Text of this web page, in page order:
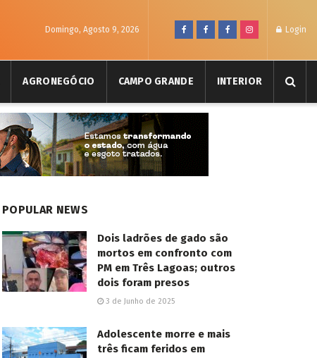
Domingo, Agosto 9, 2026 Login
AGRONEGÓCIO CAMPO GRANDE INTERIOR
POPULAR NEWS
Dois ladrões de gado são
mortos em confronto com
PM em Três Lagoas; outros
dois foram presos
3 de Junho de 2025
Adolescente morre e mais
três ficam feridos em